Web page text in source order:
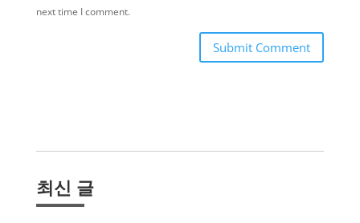
next time I comment.
Submit Comment
최신 글